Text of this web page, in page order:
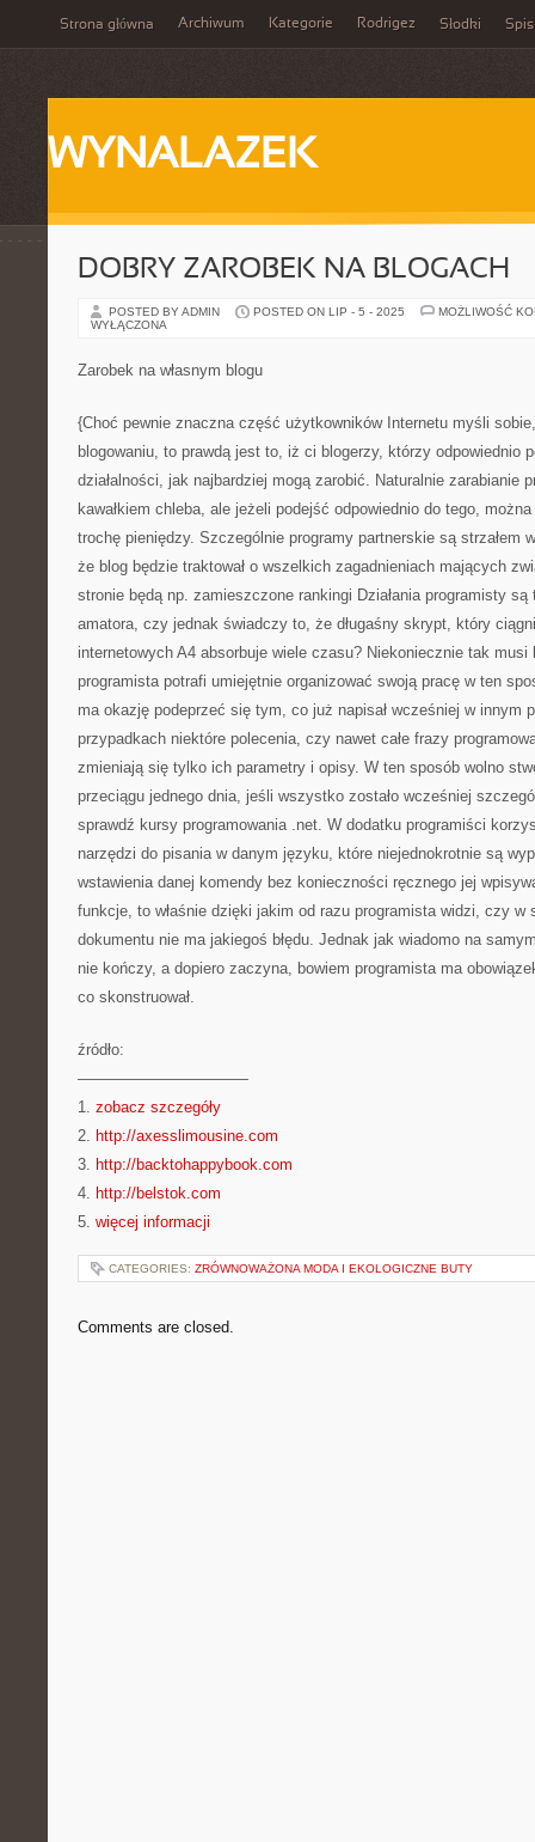
Strona główna Archiwum Kategorie Rodrigez Słodki Spis
WYNALAZEK
DOBRY ZAROBEK NA BLOGACH
POSTED BY ADMIN POSTED ON LIP - 5 - 2025
MOŻLIWOŚĆ
WYŁĄCZONA
Zarobek na własnym blogu
{Choć pewnie znaczna część użytkowników Internetu myśli
blogowaniu, to prawdą jest to, iż ci blogerzy, którzy odpowiednio
działalności, jak najbardziej mogą zarobić. Naturalnie zarabianie
kawałkiem chleba, ale jeżeli podejść odpowiednio do tego,
trochę pieniędzy. Szczególnie programy partnerskie są strzałem
że blog będzie traktował o wszelkich zagadnieniach mających
stronie będą np. zamieszczone rankingi Działania programisty są
amatora, czy jednak świadczy to, że długaśny skrypt, który
internetowych A4 absorbuje wiele czasu? Niekoniecznie tak musi
programista potrafi umiejętnie organizować swoją pracę w ten
ma okazję podeprzeć się tym, co już napisał wcześniej w innym
przypadkach niektóre polecenia, czy nawet całe frazy
zmieniają się tylko ich parametry i opisy. W ten sposób wolno
przeciągu jednego dnia, jeśli wszystko zostało wcześniej
sprawdź kursy programowania .net. W dodatku programiści
narzędzi do pisania w danym języku, które niejednokrotnie są
wstawienia danej komendy bez konieczności ręcznego jej
funkcje, to właśnie dzięki jakim od razu programista widzi, czy w
dokumentu nie ma jakiegoś błędu. Jednak jak wiadomo na
nie kończy, a dopiero zaczyna, bowiem programista ma
co skonstruował.
źródło:
———————————
1. zobacz szczegóły
2. http://axesslimousine.com
3. http://backtohappybook.com
4. http://belstok.com
5. więcej informacji
CATEGORIES: ZRÓWNOWAŻONA MODA I EKOLOGICZNE BUTY
Comments are closed.